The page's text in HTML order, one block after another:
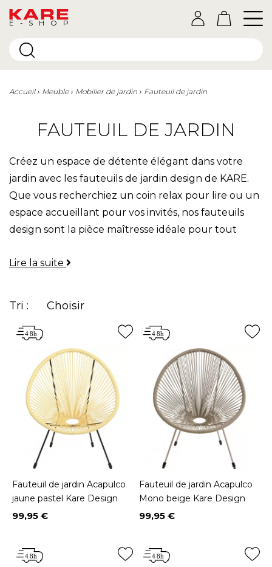
E-SHOP
Accueil Meuble Mobilier de jardin Fauteuil de jardin
FAUTEUIL DE JARDIN
Créez un espace de détente élégant dans votre
jardin avec les fauteuils de jardin design de KARE.
Que vous recherchiez un coin relax pour lire ou un
espace accueillant pour vos invités, nos fauteuils
design sont la pièce maîtresse idéale pour tout
Lire la suite
Tri : Choisir
Fauteuil de jardin Acapulco
jaune pastel Kare Design
Prix
99,95 €
Fauteuil de jardin Acapulco
Mono beige Kare Design
Prix
99,95 €